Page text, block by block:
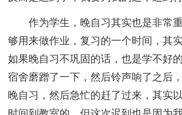
作为学生，晚自习其实也是非常
够用来做作业，复习的一个时间，其
如果晚自习不巩固的话，也是学不好
宿舍磨蹭了一下，然后铃声响了之后
晚自习，然后急忙的赶了过来，其实